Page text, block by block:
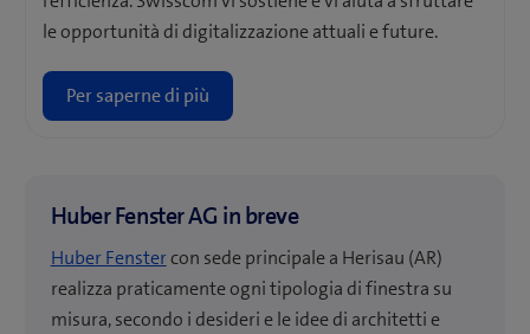
le opportunità di digitalizzazione attuali e future.
Per saperne di più
Huber Fenster AG in breve
Huber Fenstercon sede principale a Herisau (AR)
realizza praticamente ogni tipologia di finestra su
misura, secondo i desideri e le idee di architetti e